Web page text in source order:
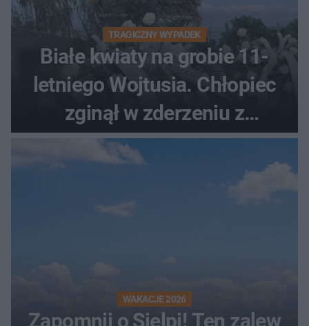
TRAGICZNY WYPADEK
Białe kwiaty na grobie 11-
letniego Wojtusia. Chłopiec
zginął w zderzeniu z
kombajnem
WAKACJE 2026
Zapomnij o Sielpi! Ten zalew